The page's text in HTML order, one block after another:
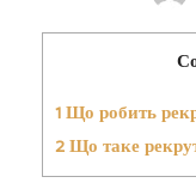
1Що робить
2Що таке